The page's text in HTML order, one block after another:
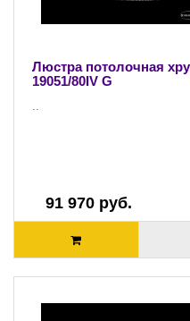
Люстра потолочная
19051/80IV G
..
91 970 руб.